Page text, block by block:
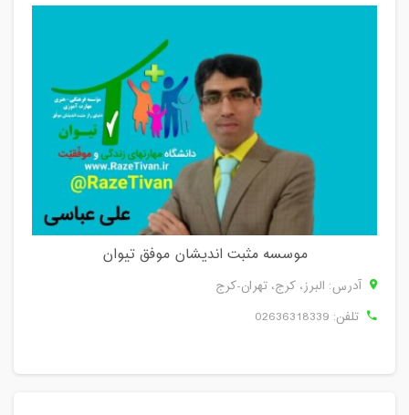
موسسه مثبت اندیشان موفق تیوان
آدرس: البرز، كرج، تهران-کرج
تلفن: 02636318339